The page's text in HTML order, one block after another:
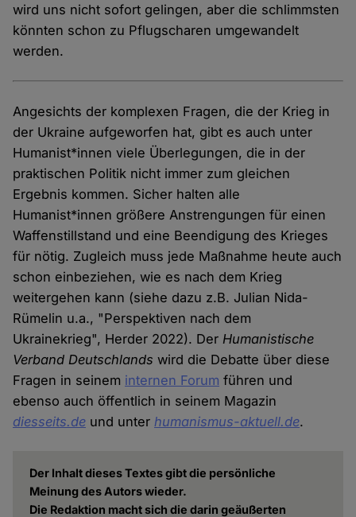
wird uns nicht sofort gelingen, aber die schlimmsten
könnten schon zu Pflugscharen umgewandelt
werden.
Angesichts der komplexen Fragen, die der Krieg in
der Ukraine aufgeworfen hat, gibt es auch unter
Humanist*innen viele Überlegungen, die in der
praktischen Politik nicht immer zum gleichen
Ergebnis kommen. Sicher halten alle
Humanist*innen größere Anstrengungen für einen
Waffenstillstand und eine Beendigung des Krieges
für nötig. Zugleich muss jede Maßnahme heute auch
schon einbeziehen, wie es nach dem Krieg
weitergehen kann (siehe dazu z.B. Julian Nida-
Rümelin u.a., "Perspektiven nach dem
Ukrainekrieg", Herder 2022). DerHumanistische
Verband Deutschlandswird die Debatte über diese
Fragen in seinem internen Forum führen und
ebenso auch öffentlich in seinem Magazin
diesseits.de und unterhumanismus-aktuell.de.
Der Inhalt dieses Textes gibt die persönliche
Meinung des Autors wieder.
Die Redaktion macht sich die darin geäußerten